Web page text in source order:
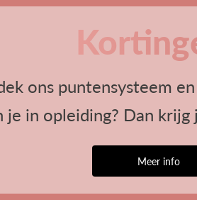
ons puntensysteem
je in opleiding? Dan
Meer info